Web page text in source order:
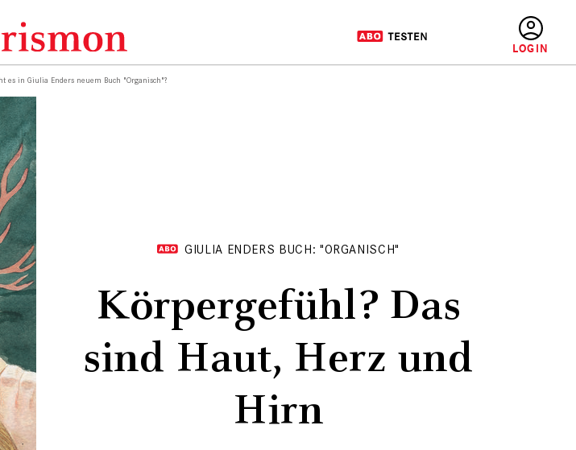
es in Giulia Enders neuem Buch "Organisch"?
GIULIA ENDERS BUCH: "ORGANISCH"
Körpergefühl? Das
sind Haut, Herz und
Hirn